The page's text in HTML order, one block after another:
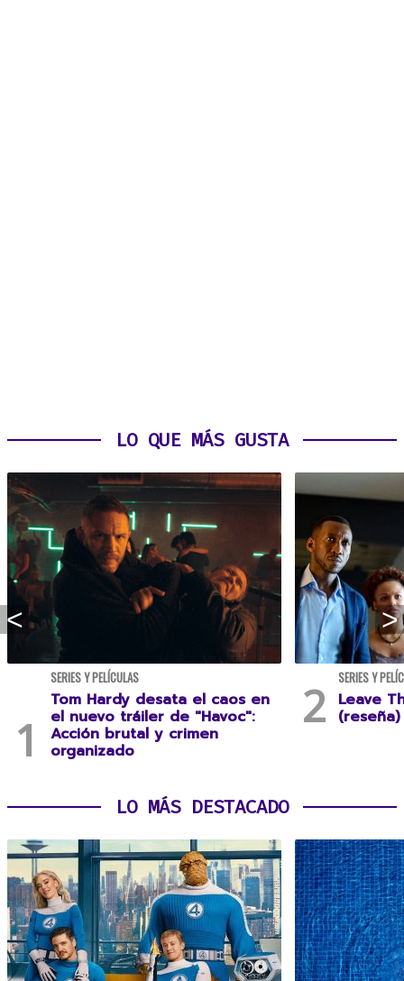
LO QUE MÁS GUSTA
SERIES Y PELÍCULAS
Tom Hardy desata el caos en
el nuevo tráiler de "Havoc":
Acción brutal y crimen
organizado
SERIES Y
Leave
(reseña)
LO MÁS DESTACADO